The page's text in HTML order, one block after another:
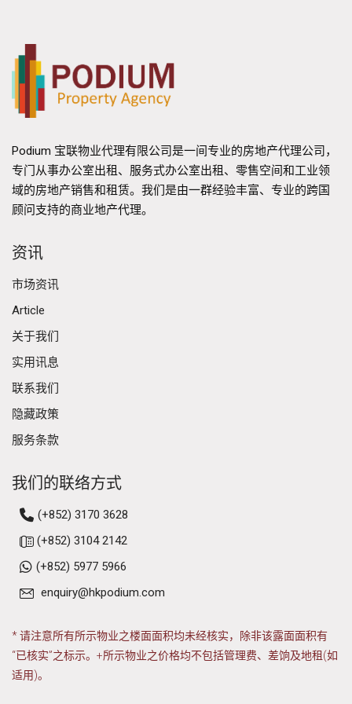
Podium 宝联物业代理有限公司是一间专业的房地产代理公司，
专门从事办公室出租、服务式办公室出租、零售空间和工业领
域的房地产销售和租赁。我们是由一群经验丰富、专业的跨国
顾问支持的商业地产代理。
资讯
市场资讯
Article
关于我们
实用讯息
联系我们
隐藏政策
服务条款
我们的联络方式
(+852) 3170 3628
(+852) 3104 2142
(+852) 5977 5966
enquiry@hkpodium.com
* 请注意所有所示物业之楼面面积均未经核实，除非该露面面积有
“已核实”之标示。+所示物业之价格均不包括管理费、差饷及地租(如
适用)。